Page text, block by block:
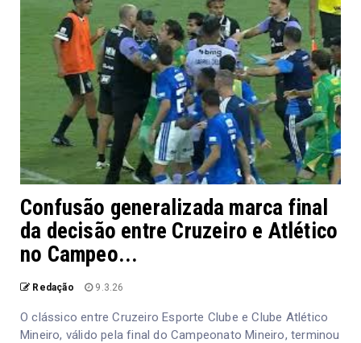
Confusão generalizada marca final
da decisão entre Cruzeiro e Atlético
no Campeo...
Redação 9.3.26
O clássico entre Cruzeiro Esporte Clube e Clube Atlético
Mineiro, válido pela final do Campeonato Mineiro, terminou